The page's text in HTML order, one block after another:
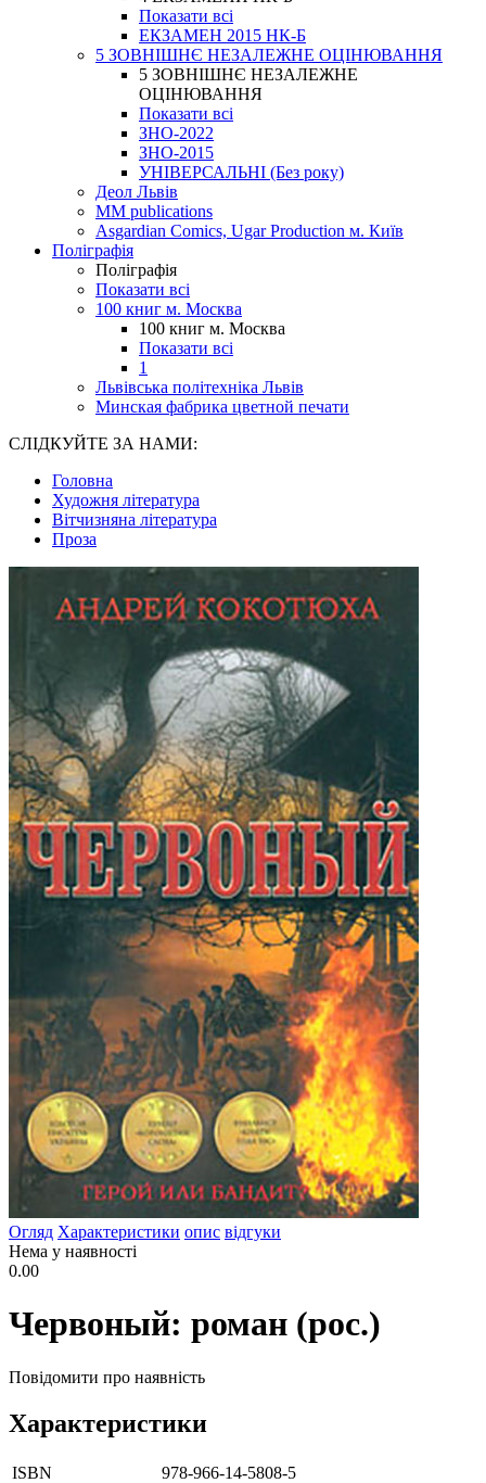
Показати всі
ЕКЗАМЕН 2015 НК-Б
5 ЗОВНІШНЄ НЕЗАЛЕЖНЕ ОЦІНЮВАННЯ
5 ЗОВНІШНЄ НЕЗАЛЕЖНЕ
ОЦІНЮВАННЯ
Показати всі
ЗНО-2022
ЗНО-2015
УНІВЕРСАЛЬНІ (Без року)
Деол Львів
MM publications
Asgardian Comics, Ugar Production м. Київ
Поліграфія
Поліграфія
Показати всі
100 книг м. Москва
100 книг м. Москва
Показати всі
1
Львівська політехніка Львів
Минская фабрика цветной печати
СЛІДКУЙТЕ ЗА НАМИ:
Головна
Художня література
Вітчизняна література
Проза
Огляд Характеристики опис відгуки
Нема у наявності
0.00
Червоный: роман (рос.)
Повідомити про наявність
Характеристики
ISBN
978-966-14-5808-5